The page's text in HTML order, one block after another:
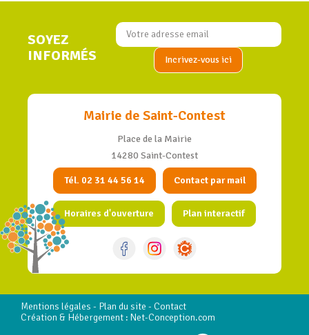
SOYEZ
INFORMÉS
Mairie de Saint-Contest
Place de la Mairie
14280 Saint-Contest
Tél. 02 31 44 56 14 Contact par mail
Horaires d'ouverture Plan interactif
Mentions légales - Plan du site - Contact
Création & Hébergement : Net-Conception.com